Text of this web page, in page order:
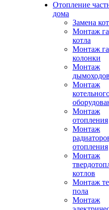
Отопление
дома
Замена
Монтаж
котла
Монтаж
колонки
Монтаж
Монтаж
Монтаж
отопления
Монтаж
отопления
Монтаж
котлов
Монтаж
пола
Монтаж